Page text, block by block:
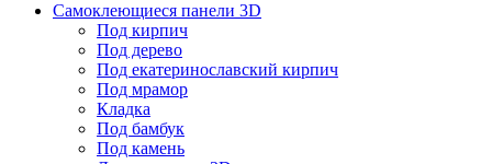
Самоклеющиеся панели 3D
Под кирпич
Под дерево
Под екатеринославский кирпич
Под мрамор
Кладка
Под бамбук
Под камень